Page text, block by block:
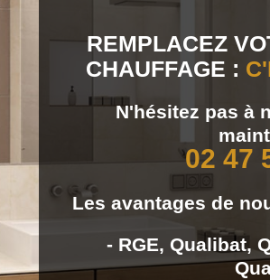
REMPLACEZ
CHAUFFAGE :
N'hésitez pas à
02 47
Les avantages de
- RGE, Qualibat,